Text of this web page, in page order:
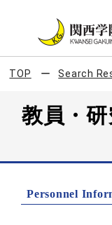
TOP Search
教員・
Personnel